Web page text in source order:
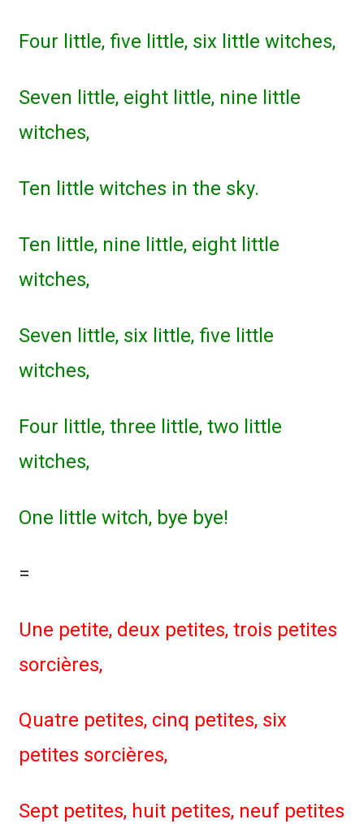
Four little, five little, six little witches,
Seven little, eight little, nine little
witches,
Ten little witches in the sky.
Ten little, nine little, eight little
witches,
Seven little, six little, five little
witches,
Four little, three little, two little
witches,
One little witch, bye bye!
=
Une petite, deux petites, trois petites
sorcières,
Quatre petites, cinq petites, six
petites sorcières,
Sept petites, huit petites, neuf petites